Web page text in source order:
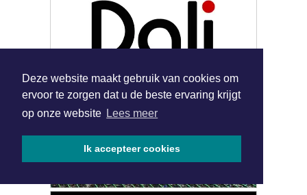
Deze website maakt gebruik van cookies om
ervoor te zorgen dat u de beste ervaring krijgt
op onze website Lees meer
Ik accepteer cookies